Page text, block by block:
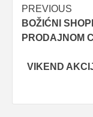
Post
PREVIOUS
BOŽIĆNI
PRODAJNOM
VIKEND